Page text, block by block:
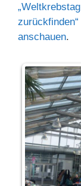
anschauen.